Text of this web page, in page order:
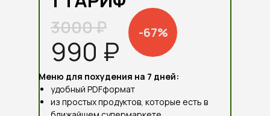
990 ₽
3000 ₽ -67%
Меню для похудения на 7 дней:
удобный PDFформат
из простых продуктов, которые есть в